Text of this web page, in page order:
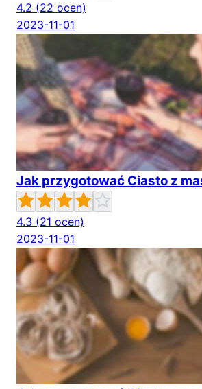
4.2 (22 ocen)
2023-11-01
Jak przygotować Ciasto z
4.3 (21 ocen)
2023-11-01